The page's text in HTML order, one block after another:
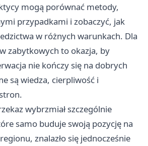
mogą porównać metody,
przypadkami i zobaczyć, jak
w różnych warunkach. Dla
zabytkowych to okazja, by
nie kończy się na dobrych
są wiedza, cierpliwość i
wybrzmiał szczególnie
samo buduje swoją pozycję na
znalazło się jednocześnie